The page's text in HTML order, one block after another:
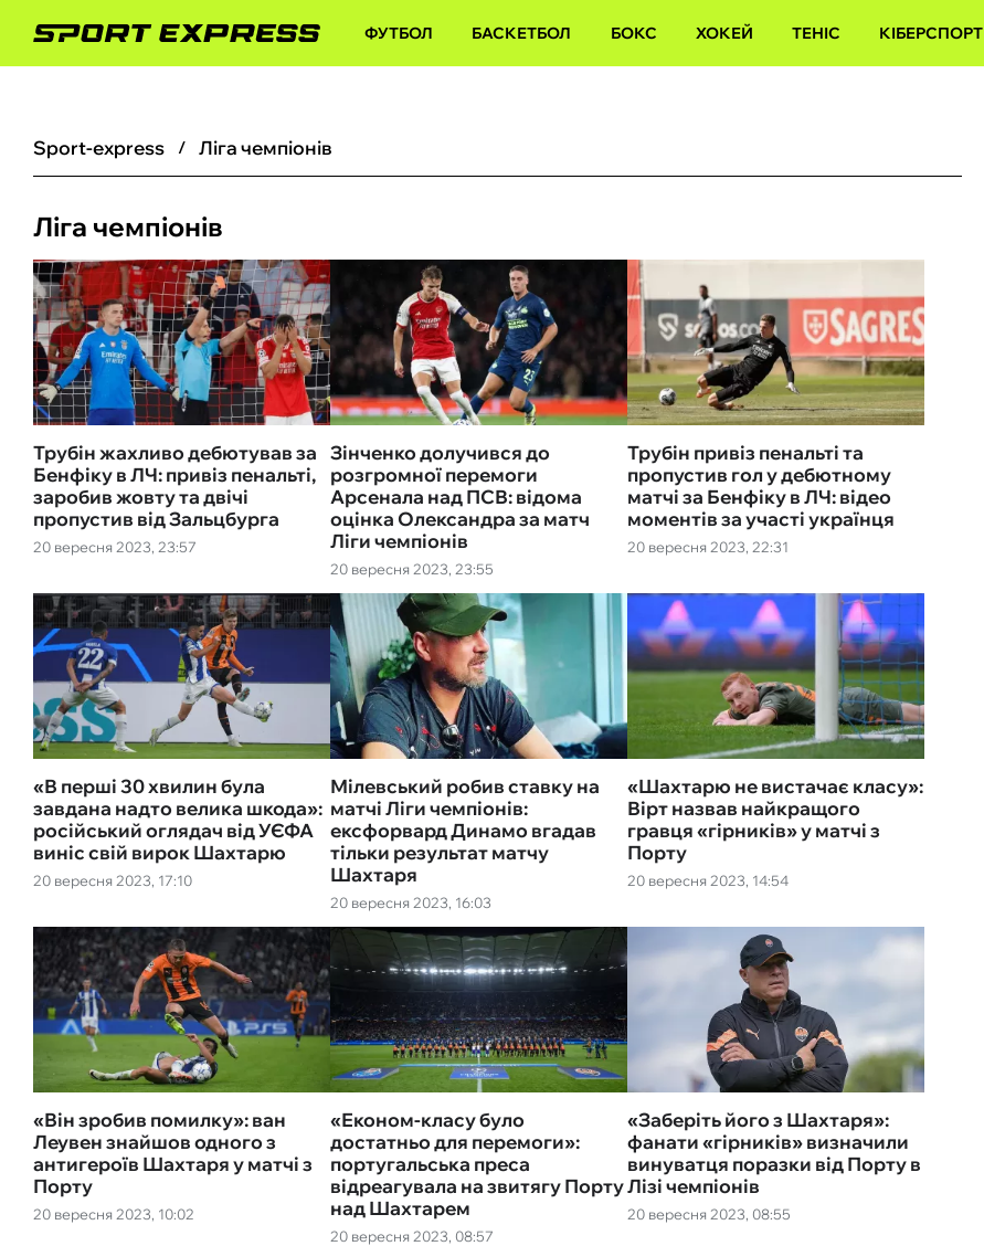
ФУТБОЛ БАСКЕТБОЛ БОКС ХОКЕЙ ТЕНІС КІБЕРСПОРТ
sport-express Ліга чемпіонів
Ліга чемпіонів
20 вересня 2023, 23:57
Трубін жахливо дебютував за
Бенфіку в ЛЧ: привіз пенальті,
заробив жовту та двічі
пропустив від Зальцбурга
20 вересня 2023, 23:55
Зінченко долучився до
розгромної перемоги
Арсенала над ПСВ: відома
оцінка Олександра за матч
Ліги чемпіонів
20 вересня 2023, 22:31
Трубін привіз пенальті та
пропустив гол у дебютному
матчі за Бенфіку в ЛЧ: відео
моментів за участі українця
20 вересня 2023, 17:10
«В перші 30 хвилин була
завдана надто велика шкода»:
російський оглядач від УЄФА
виніс свій вирок Шахтарю
20 вересня 2023, 16:03
Мілевський робив ставку на
матчі Ліги чемпіонів:
ексфорвард Динамо вгадав
тільки результат матчу
Шахтаря
20 вересня 2023, 14:54
«Шахтарю не вистачає класу»:
Вірт назвав найкращого
гравця «гірників» у матчі з
Порту
20 вересня 2023, 10:02
«Він зробив помилку»: ван
Леувен знайшов одного з
антигероїв Шахтаря у матчі з
Порту
20 вересня 2023, 08:57
«Економ-класу було
достатньо для перемоги»:
португальська преса
відреагувала на звитягу Порту
над Шахтарем
20 вересня 2023, 08:55
«Заберіть його з Шахтаря»:
фанати «гірників» визначили
винуватця поразки від Порту в
Лізі чемпіонів